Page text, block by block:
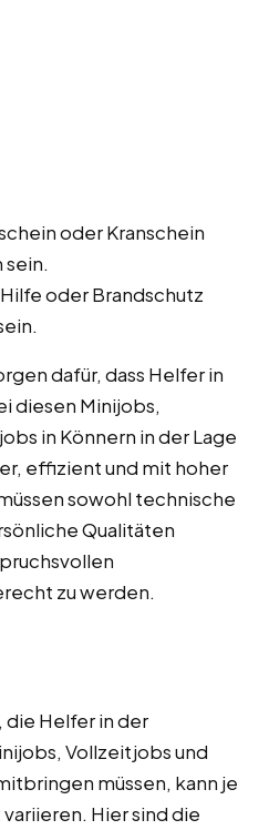
oder Kranschein
oder Brandschutz
dafür, dass Helfer in
diesen Minijobs,
in Könnern in der Lage
effizient und mit hoher
sowohl technische
Qualitäten
zu werden.
Helfer in der
Vollzeitjobs und
müssen, kann je
Hier sind die